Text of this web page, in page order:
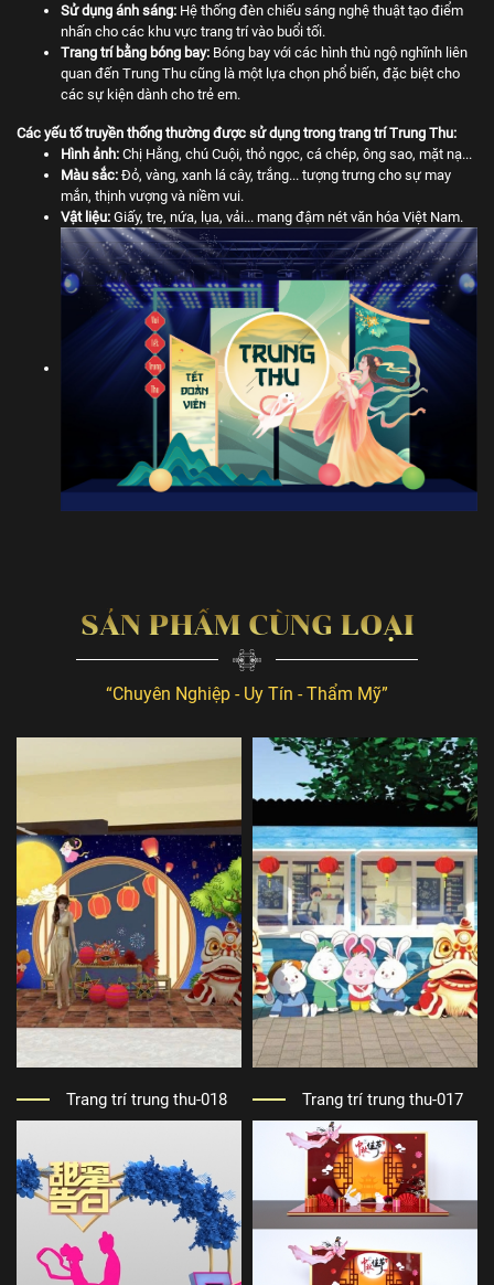
Sử dụng ánh sáng: Hệ thống đèn chiếu sáng nghệ thuật tạo điểm
nhấn cho các khu vực trang trí vào buổi tối.
Trang trí bằng bóng bay: Bóng bay với các hình thù ngộ nghĩnh liên
quan đến Trung Thu cũng là một lựa chọn phổ biến, đặc biệt cho
các sự kiện dành cho trẻ em.
Các yếu tố truyền thống thường được sử dụng trong trang trí Trung Thu:
Hình ảnh: Chị Hằng, chú Cuội, thỏ ngọc, cá chép, ông sao, mặt nạ...
Màu sắc: Đỏ, vàng, xanh lá cây, trắng... tượng trưng cho sự may
mắn, thịnh vượng và niềm vui.
Vật liệu: Giấy, tre, nứa, lụa, vải... mang đậm nét văn hóa Việt Nam.
SẢN PHẨM CÙNG LOẠI
“Chuyên Nghiệp - Uy Tín - Thẩm Mỹ”
Trang trí trung thu-018 Trang trí trung thu-017